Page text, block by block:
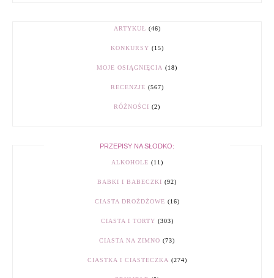
ARTYKUŁ (46)
KONKURSY (15)
MOJE OSIĄGNIĘCIA (18)
RECENZJE (567)
RÓŻNOŚCI (2)
PRZEPISY NA SŁODKO:
ALKOHOLE (11)
BABKI I BABECZKI (92)
CIASTA DROŻDŻOWE (16)
CIASTA I TORTY (303)
CIASTA NA ZIMNO (73)
CIASTKA I CIASTECZKA (274)